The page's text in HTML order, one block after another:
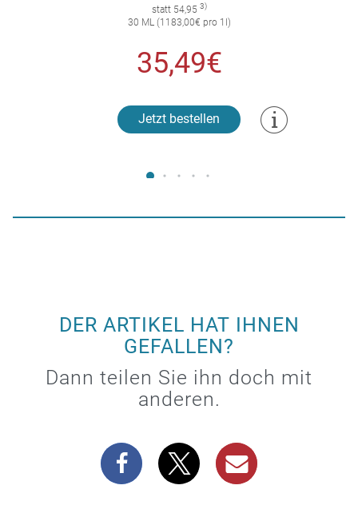
statt 54,95 3)
30 ML (1183,00€ pro 1l)
35,49€
Jetzt bestellen
DER ARTIKEL HAT IHNEN
GEFALLEN?
Dann teilen Sie ihn doch mit
anderen.